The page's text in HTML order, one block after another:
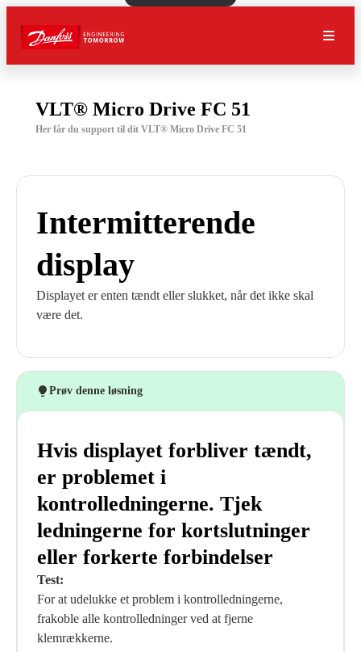
VLT® Micro Drive FC 51
Her får du support til dit VLT® Micro Drive FC 51
Intermitterende
display
Displayet er enten tændt eller slukket, når det ikke skal
være det.
Prøv denne løsning
Hvis displayet forbliver tændt,
er problemet i
kontrolledningerne. Tjek
ledningerne for kortslutninger
eller forkerte forbindelser
Test:
For at udelukke et problem i kontrolledningerne,
frakoble alle kontrolledninger ved at fjerne
klemrækkerne.